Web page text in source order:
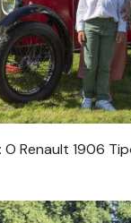
Renault 1906